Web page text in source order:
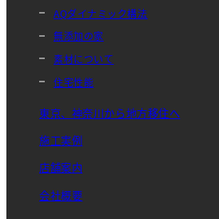
AQダイナミック構法
無添加の家
素材について
住宅性能
東京、神奈川から地方移住へ
施工実例
店舗案内
会社概要